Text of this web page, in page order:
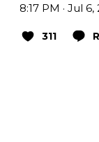
8:17 PM · Jul 6,
311